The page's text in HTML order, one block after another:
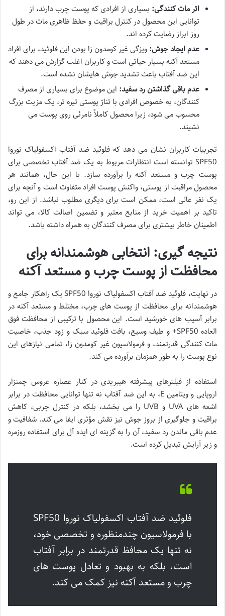
اثر مات کنندگی: بسیاری از افرادی که پوست چرب دارند، از
توانایی این محصول در کنترل براقیت و حفظ ظاهری مات در طول
روز ابراز رضایت کرده اند.
عدم ایجاد جوش: ویژگی غیر کومدون زا بودن این فلوئید، برای افراد
مستعد آکنه بسیار حیاتی است و کاربران اغلب گزارش می دهند که
این ضد آفتاب باعث تشدید جوش هایشان نشده است.
عدم باقی گذاشتن رد سفید: این موضوع برای بسیاری از مصرف
کنندگان، به خصوص افرادی با تناژ پوستی تیره تر، یک مزیت بزرگ
محسوب می شود، زیرا محصول کاملاً نامرئی روی پوست می
نشیند.
تجربیات کاربران نشان می دهد که فلوئید ضد آفتاب اکسفولیاک نوروا
SPF50 توانسته است انتظارات مربوط به یک ضد آفتاب تخصصی برای
پوست چرب و مستعد آکنه را برآورده سازد. با این حال، همانند هر
محصول مراقبت از پوستی، واکنش پوست افراد متفاوت است و آنچه برای
یک نفر عالی است، ممکن است برای دیگری مطلوب نباشد. از این رو،
تاکید بر اهمیت خرید از منابع معتبر و تضمین اصالت کالا، می تواند
اطمینان خاطر بیشتری برای مصرف کنندگان به همراه داشته باشد.
نتیجه گیری: انتخابی هوشمندانه برای
محافظت از پوست چرب و مستعد آکنه
در نهایت، فلوئید ضد آفتاب اکسفولیاک نوروا SPF50 یک راهکار جامع و
هوشمندانه برای محافظت از پوست های چرب، مختلط و مستعد آکنه در
برابر آسیب های خورشید است. این محصول با ترکیبی از محافظت فوق
العاده SPF50+ و طیف وسیع، بافت فلوئید سبک و زود جذب، خاصیت
مات کنندگی قدرتمند، و فرمولاسیون غیر کومدون زا، تمامی نیازهای این
نوع پوست را به طور همزمان برآورده می کند.
استفاده از فیلترهای پیشرفته هیبریدی در کنار عصاره عروس چمنزار
اروپایی و ویتامین E، به این ضد آفتاب نه تنها توانایی محافظت در برابر
اشعه های UVA و UVB را می بخشد، بلکه در کنترل چربی، کاهش
براقیت و جلوگیری از بروز جوش نیز نقش مؤثری ایفا می کند. شفافیت و
عدم باقی ماندن رد سفید، آن را به گزینه ای ایده آل برای استفاده روزمره
و زیر آرایش تبدیل کرده است.
فلوئید ضد آفتاب اکسفولیاک نوروا SPF50
با فرمولاسیون چندمنظوره و تخصصی خود،
نه تنها یک محافظ قدرتمند در برابر آفتاب
است، بلکه به بهبود و تعادل پوست های
چرب و مستعد آکنه نیز کمک می کند.